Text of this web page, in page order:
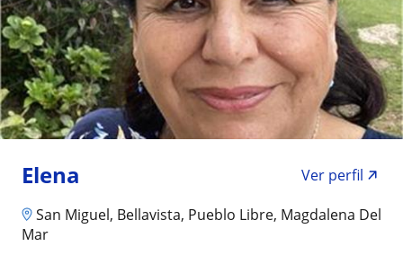
Elena
Ver perfil
San Miguel, Bellavista, Pueblo Libre, Magdalena Del
Mar